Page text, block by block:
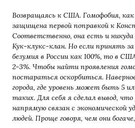
Возвращаясь к США. Гомофобия,
защищена первой поправкой к
Соответственно, она есть и никуда
Кук-клукс-клан. Но если принять за
безумия в России как 100%, то в
2-3%. Чтобы найти проявления
постараться оскорбиться.
города, где уровень может быть 5
таких. Для себя я сделал вывод, что
напрямую связан с экономической
людей. Проще говоря, чем они